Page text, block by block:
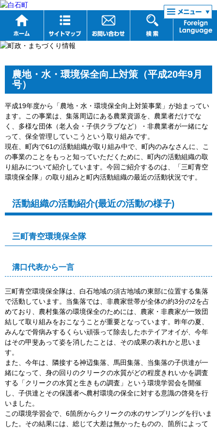
リンク集
農地・水・環境保全向上対策（平成20年9月
号）
平成19年度から「農地・水・環境保全向上対策事業」が始まってい
ます。この事業は、集落周辺にある農業資源を、農業者だけでな
く、多様な団体（老人会・子供クラブなど）・非農業者が一緒にな
って、保全管理していこうという取り組みです。
現在、町内で61の活動組織が取り組み中で、町内のみなさんに、こ
の事業のことをもっと知っていただくために、町内の活動組織の取
り組みについて紹介しています。今回ご紹介するのは、「三町青空
環境保全隊」の取り組みと町内活動組織の最近の活動状況です。
活動組織の活動紹介(最近の活動の様子)
三町青空環境保全隊
溝口代表から一言
三町青空環境保全隊は、白石地域の須古地域の東部に位置する集落
で活動しています。当集落では、非農家世帯が全体の約3分の2を占
めており、農村集落の環境保全のためには、農家・非農家が一致団
結して取り組みをおこなうことが重要となっています。昨年の夏、
みんなで骨病みするくらい頑張って除去したホテイアオイが、今年
はその甲斐あって姿を消したことは、その成果の表れかと思いま
す。
また、今年は、隣接する神辺集落、馬田集落、当集落の子供達が一
緒になって、身の回りのクリークの水質がどの程度きれいかを調査
する「クリークの水質と生きもの調査」という環境学習会を開催
し、子供達とその保護者へ農村環境の保全に対する意識の啓発を行
いました。
この環境学習会で、6箇所からクリークの水のサンプリングを行いま
した。その結果には、総じて大差は無かったものの、箇所によって